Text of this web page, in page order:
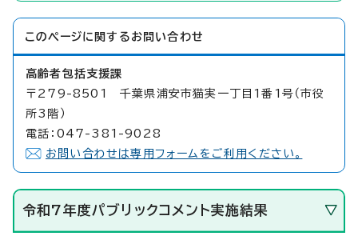
このページに関する お問い合わせ
高齢者包括支援課
〒279-8501 千葉県浦安市猫実一丁目1番1号（市役
所3階）
電話：047-381-9028
お問い合わせは専用フォームをご利用ください。
令和7年度パブリックコメント実施結果